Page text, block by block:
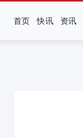
首页 快讯 资讯